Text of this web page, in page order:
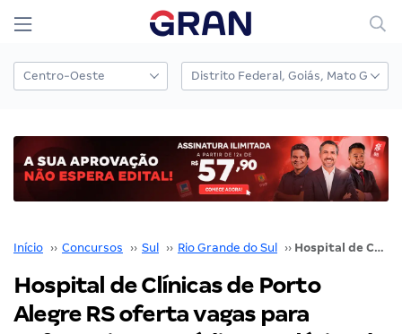
Início ›› Concursos ›› Sul ›› Rio Grande do Sul ›› Hospital de Clínicas de Porto Alegre RS oferta vagas para enfermeiros e médicos. Salários de até R$ 5 mil!
Hospital de Clínicas de Porto
Alegre RS oferta vagas para